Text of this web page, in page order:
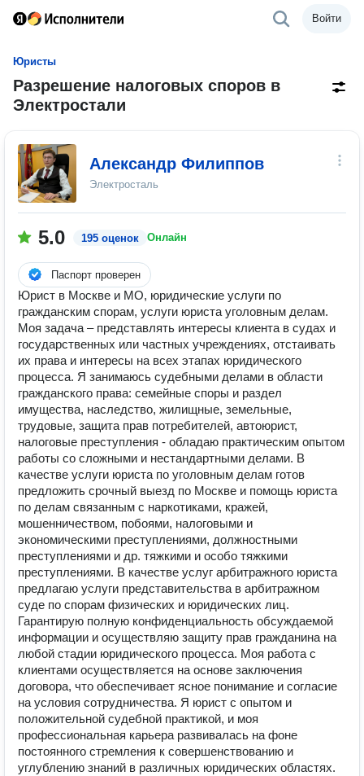
Войти
Юристы
Разрешение налоговых споров в
Электростали
Александр Филиппов
Электросталь
5.0 195 оценок Онлайн
Паспорт проверен
Юрист в Москве и МО, юридические услуги по
гражданским спорам, услуги юриста уголовным делам.
Моя задача – представлять интересы клиента в судах и
государственных или частных учреждениях, отстаивать
их права и интересы на всех этапах юридического
процесса. Я занимаюсь судебными делами в области
гражданского права: семейные споры и раздел
имущества, наследство, жилищные, земельные,
трудовые, защита прав потребителей, автоюрист,
налоговые преступления - обладаю практическим опытом
работы со сложными и нестандартными делами. В
качестве услуги юриста по уголовным делам готов
предложить срочный выезд по Москве и помощь юриста
по делам связанным с наркотиками, кражей,
мошенничеством, побоями, налоговыми и
экономическими преступлениями, должностными
преступлениями и др. тяжкими и особо тяжкими
преступлениями. В качестве услуг арбитражного юриста
предлагаю услуги представительства в арбитражном
суде по спорам физических и юридических лиц.
Гарантирую полную конфиденциальность обсуждаемой
информации и осуществляю защиту прав гражданина на
любой стадии юридического процесса. Моя работа с
клиентами осуществляется на основе заключения
договора, что обеспечивает ясное понимание и согласие
на условия сотрудничества. Я юрист с опытом и
положительной судебной практикой, и моя
профессиональная карьера развивалась на фоне
постоянного стремления к совершенствованию и
углублению знаний в различных юридических областях.